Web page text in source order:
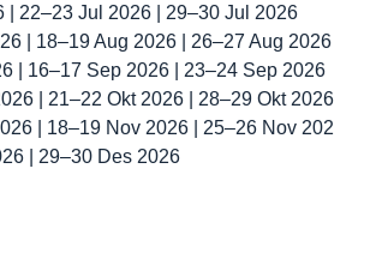
| 22–23 Jul 2026 | 29–30 Jul 2026
| 18–19 Aug 2026 | 26–27 Aug 2026
| 16–17 Sep 2026 | 23–24 Sep 2026
| 21–22 Okt 2026 | 28–29 Okt 2026
| 18–19 Nov 2026 | 25–26 Nov 202
| 29–30 Des 2026